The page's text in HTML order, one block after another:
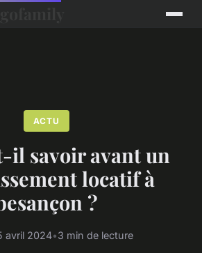
ACTU
il savoir avant un
locatif à
?
avril 2024•3 min de lecture